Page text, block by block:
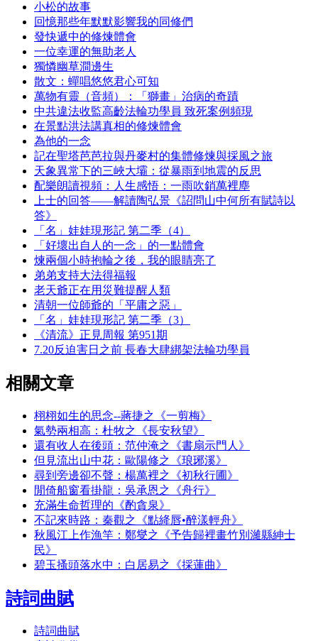
小松的故事
回憶那些年默默影響我的同修們
發快遞中的修煉體會
一位幸運的無助老人
獨憐幽草澗邊生
散文：蟬唱悠悠君心可知
萬物有靈（音頻）：「獅畫」治病的奇蹟
中共違法收監高齡法輪功學員 致死案例頻現
在景點洪法講真相的修煉體會
為他的一念
記在聖塔芭芭拉與丹麥村的集體修煉與採風之旅
天象異常下的三峽大壩：從暴雨到地震的反思
配樂朗讀視頻：人生感悟：一雨吹銷萬裡塵
上士的回答——解讀陶弘景《詔問山中何所有賦詩以
答》
「名」娃娃現形記 第二季（4）
「好壞出自人的一念」的一點體會
煉兩個小時抱輪之後，我的眼睛亮了
弟弟支持大法得福報
老天爺正在用災難提醒人類
清朝一位師爺的「平庸之惡」
「名」娃娃現形記 第二季（3）
《清流》正見周報 第951期
7.20反迫害日之前 長春大肆綁架法輪功學員
相關文章
栩栩如生的思念--蔣捷之《一剪梅》
氣勢兩相高：杜牧之《長安秋望》
還有收人在後頭：范仲淹之《書扇示門人》
但見流出山中花：歐陽修之《琅琊溪》
尋到旁邊卻不聲：楊萬裡之《初秋行圃》
閒倚船窗看掛龍：吳承恩之《舟行》
充滿生命哲理的《酌貪泉》
不記來時路：秦觀之《點絳唇•醉漾輕舟》
秋風江上作漁竿：鄭燮之《予告歸裡畫竹別濰縣紳士
民》
碧玉搔頭落水中：白居易之《採蓮曲》
詩詞曲賦
詩詞曲賦